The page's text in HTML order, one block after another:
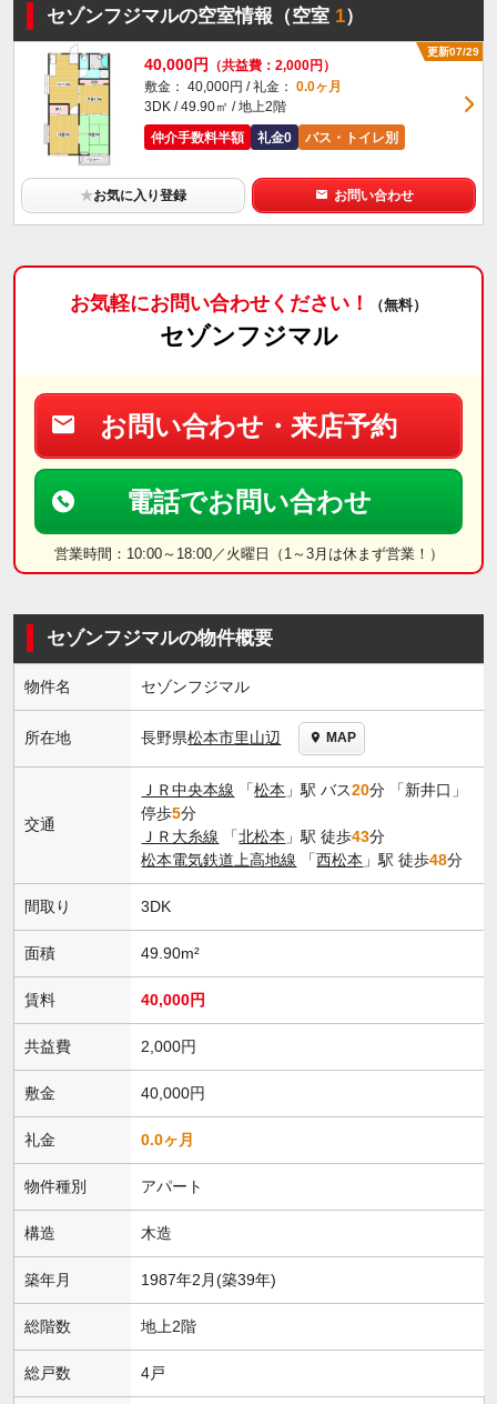
セゾンフジマルの空室情報（空室1）
更新07/29
40,000円
（共益費：2,000円）
敷金： 40,000円 / 礼金： 0.0ヶ月
3DK / 49.90㎡ / 地上2階
仲介手数料半額
礼金0 バス・トイレ別
★お気に入り登録 お問い合わせ
お気軽にお問い合わせください！ （無料）
セゾンフジマル
お問い合わせ・来店予約
電話でお問い合わせ
営業時間：10:00～18:00／火曜日（1～3月は休まず営業！）
セゾンフジマルの物件概要
物件名 セゾンフジマル
所在地 長野県松本市里山辺 MAP
交通
ＪＲ中央本線 「松本 」駅 バス20分 「新井口」
停歩5分
ＪＲ大糸線 「北松本 」駅 徒歩43分
松本電気鉄道上高地線 「西松本 」駅 徒歩48分
間取り 3DK
面積 49.90m²
賃料 40,000円
共益費 2,000円
敷金 40,000円
礼金 0.0ヶ月
物件種別 アパート
構造 木造
築年月 1987年2月(築39年)
総階数 地上2階
総戸数 4戸